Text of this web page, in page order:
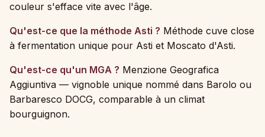
couleur s'efface vite avec l'âge.
Qu'est-ce que la méthode Asti ? Méthode cuve close
à fermentation unique pour Asti et Moscato d'Asti.
Qu'est-ce qu'un MGA ? Menzione Geografica
Aggiuntiva — vignoble unique nommé dans Barolo ou
Barbaresco DOCG, comparable à un climat
bourguignon.